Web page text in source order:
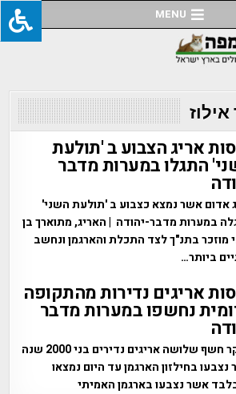
MENU
אריג הצבוע ב 'תולעת
התגלו במערות מדבר
אדום אשר נמצא כצבוע ב 'תולעת השני'
במערות מדבר-יהודה | האריג, מתוארך בן
מוזכר בתנ"ך לצד התכלת והארגמן ונחשב
ביותר…
אריגים נדירות מהתקופה
נחשפו במערות מדבר
מחקר חשף שלושה אריגים נדירים בני 2000 שנה
בחילזון הארגמן עד היום נמצאו
אשר נצבעו בארגמן האמיתי